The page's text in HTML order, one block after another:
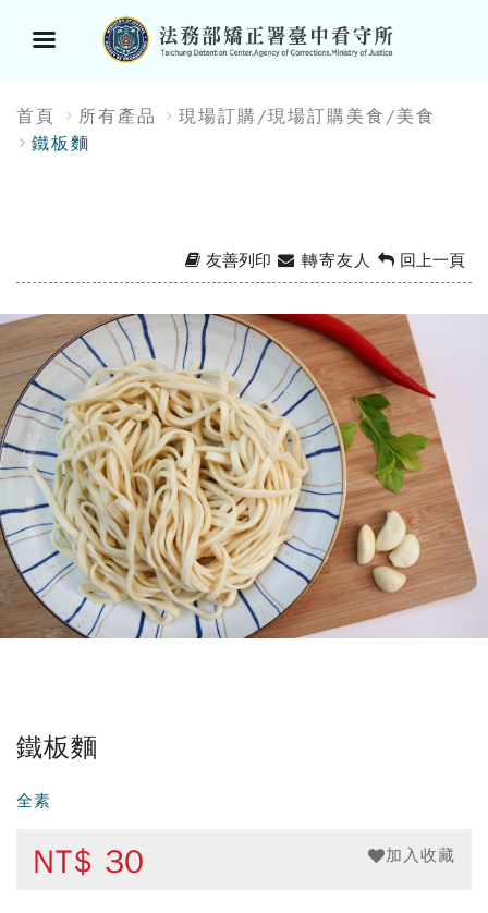
單
首頁 所有產品
現場訂購/現場訂購美食/美食
鐵板麵
友善列印 轉寄友人 回上一頁
鐵板麵
全素
NT$ 30 加入收藏